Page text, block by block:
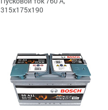
315x175x190